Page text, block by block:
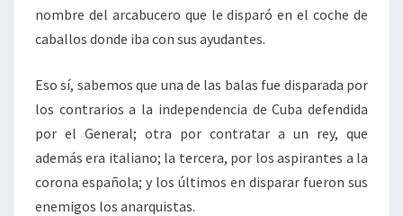
nombre del arcabucero que le disparó en el coche de
caballos donde iba con sus ayudantes.
Eso sí, sabemos que una de las balas fue disparada por
los contrarios a la independencia de Cuba defendida
por el General; otra por contratar a un rey, que
además era italiano; la tercera, por los aspirantes a la
corona española; y los últimos en disparar fueron sus
enemigos los anarquistas.